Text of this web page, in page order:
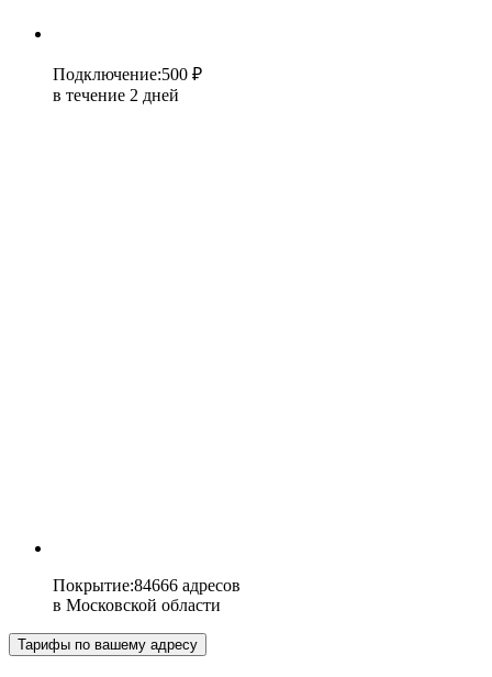
Подключение:500 ₽
в течение 2 дней
Покрытие:84666 адресов
в Московской области
Тарифы по вашему адресу